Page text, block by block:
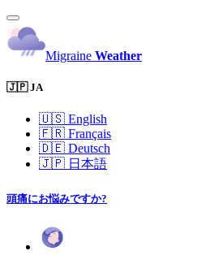
Migraine Weather
🇯🇵 JA
🇺🇸 English
🇫🇷 Français
🇩🇪 Deutsch
🇯🇵 日本語
頭痛にお悩みですか?